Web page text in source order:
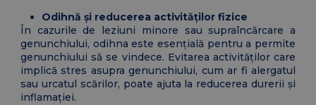
Odihnă și reducerea activităților fizice
În cazurile de leziuni minore sau supraîncărcare a
genunchiului, odihna este esențială pentru a permite
genunchiului să se vindece. Evitarea activităților care
implică stres asupra genunchiului, cum ar fi alergatul
sau urcatul scărilor, poate ajuta la reducerea durerii și
inflamației.